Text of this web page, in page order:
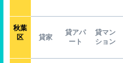
秋葉
区
貸家
貸アパ
ート
貸マン
ション